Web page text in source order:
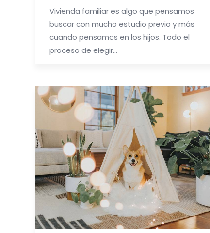
Vivienda familiar es algo que pensamos
buscar con mucho estudio previo y más
cuando pensamos en los hijos. Todo el
proceso de elegir…